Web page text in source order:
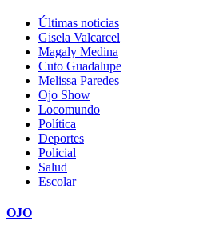
Últimas noticias
Gisela Valcarcel
Magaly Medina
Cuto Guadalupe
Melissa Paredes
Ojo Show
Locomundo
Política
Deportes
Policial
Salud
Escolar
OJO